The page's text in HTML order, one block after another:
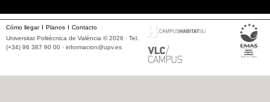
Cómo llegar Planos
Contacto
Universitat Politècnica de València © 2026 · Tel.
(+34) 96 387 90 00 · informacion@upv.es